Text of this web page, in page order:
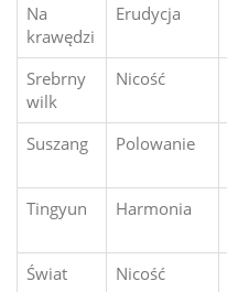
Na
krawędzi
Erudycja
Srebrny
wilk
Nicość
Suszang Polowanie
Tingyun
Harmonia
Świat
Nicość